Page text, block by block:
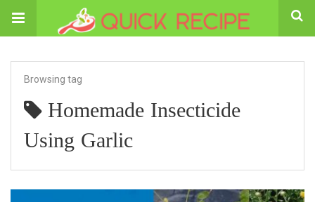
Browsing tag
Homemade Insecticide
Using Garlic